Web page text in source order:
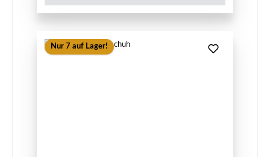
Nur 7 auf Lager!